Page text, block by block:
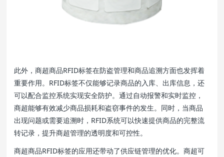
此外，商超商品RFID标签在防盗管理和商品追溯方面也发挥着
重要作用。RFID标签不仅能够记录商品的入库、出库信息，还
可以配合监控系统实现安全防护。通过自动报警和实时监控，
商超能够有效减少商品损耗和盗窃事件的发生。同时，当商品
出现问题或需要追溯时，RFID系统可以快速提供商品的完整流
转记录，提升商超管理的透明度和可控性。
商超商品RFID标签的应用还带动了供应链管理的优化。商超可